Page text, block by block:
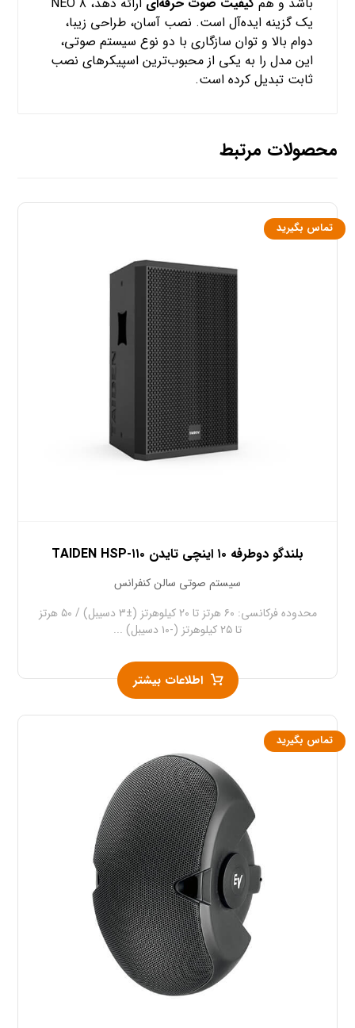
یک گزینه ایده‌آل است. نصب آسان، طراحی زیبا،
دوام بالا و توان سازگاری با دو نوع سیستم صوتی،
این مدل را به یکی از محبوب‌ترین اسپیکرهای نصب
ثابت تبدیل کرده است.
محصولات مرتبط
بلندگو دوطرفه ۱۰ اینچی تایدن TAIDEN HSP-۱۱۰
سیستم صوتی سالن کنفرانس
محدوده فرکانسی: ۶۰ هرتز تا ۲۰ کیلوهرتز (±۳ دسیبل) / ۵۰ هرتز
تا ۲۵ کیلوهرتز (-۱۰ دسیبل) ...
تماس بگیرید
اطلاعات بیشتر
تماس بگیرید